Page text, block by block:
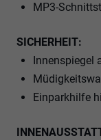
MP3-
SICHERHEIT:
Innenspiegel
Einparkhilfe